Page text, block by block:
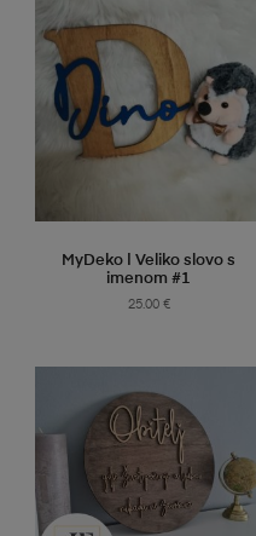
SELECT OPTIONS
MyDeko | Veliko slovo s
imenom #1
25.00 €